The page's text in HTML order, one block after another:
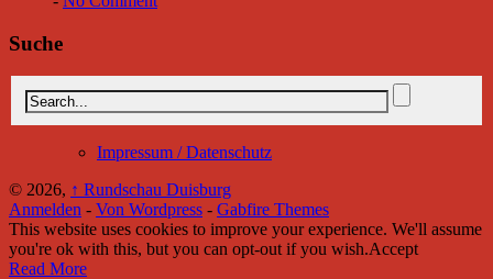
Suche
Impressum / Datenschutz
© 2026, ↑ Rundschau Duisburg
Anmelden - Von Wordpress - Gabfire Themes
This website uses cookies to improve your experience. We'll assume
you're ok with this, but you can opt-out if you wish.Accept
Read More